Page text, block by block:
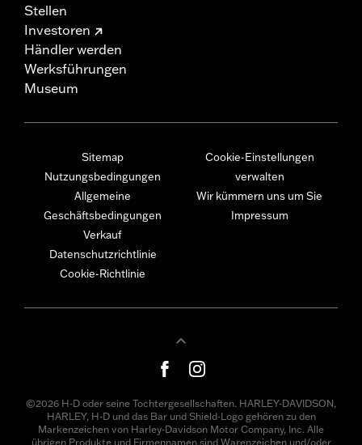
Stellen
Investoren
Händler werden
Werksführungen
Museum
Sitemap
Nutzungsbedingungen
Allgemeine
Geschäftsbedingungen
Verkauf
Datenschutzrichtlinie
Cookie-Richtlinie
Cookie-Einstellungen
verwalten
Wir kümmern uns um Sie
Impressum
©2026 H-D oder seine Tochtergesellschaften. HARLEY-DAVIDSON,
HARLEY, H-D und das Bar und Shield-Logo gehören zu den
Markenzeichen von Harley-Davidson Motor Company, Inc. Alle
übrigen Produkte und Firmennamen sind Warenzeichen und/oder